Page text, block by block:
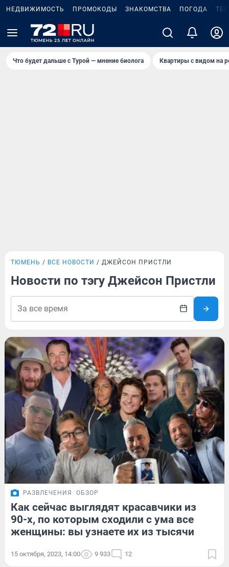
НЕДВИЖИМОСТЬ ПРОМОКОДЫ ЗНАКОМСТВА ПОГОДА
Что будет дальше с Турой — мнение биолога Квартиры с видом на
ТЮМЕНЬ ВСЕ НОВОСТИ ДЖЕЙСОН ПРИСТЛИ
Новости по тэгу Джейсон Пристли
РАЗВЛЕЧЕНИЯ ОБЗОР
Как сейчас выглядят красавчики из
90-х, по которым сходили с ума все
женщины: вы узнаете их из тысячи
15 октября, 2023, 14:00 9 933 12